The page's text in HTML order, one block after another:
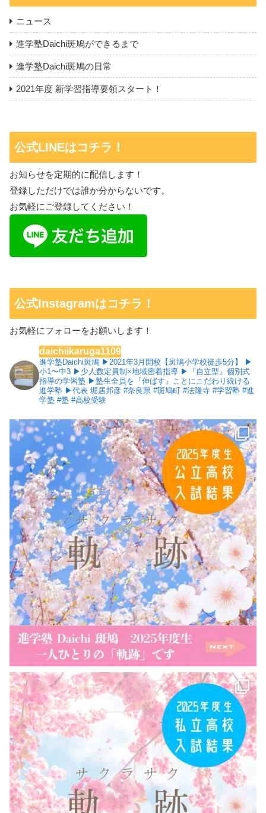
ニュース
進学塾Daichi斑鳩ができるまで
進学塾Daichi斑鳩の日常
2021年度 新学習指導要領スタート！
公式LINEはコチラ！
お知らせを定期的に配信します！
登録しただけでは誰か分からないです。
お気軽にご登録してください！
公式Instagramはコチラ！
お気軽にフォローをお願いします！
daichiikaruga1109
進学塾Daichi斑鳩 ▶︎2021年3月開校【斑鳩小学校徒歩5分】
▶︎
小1〜中3 ▶︎少人数定員制×地域密着指導 ▶︎『自立型』個別式
指導の学習塾 ▶︎塾生全員を『伸ばす』ことにこだわり続ける
進学塾 ▶︎代表 堀居邦彦 #奈良県 #斑鳩町 #法隆寺 #学習塾 #進
学塾 #塾 #高校受験